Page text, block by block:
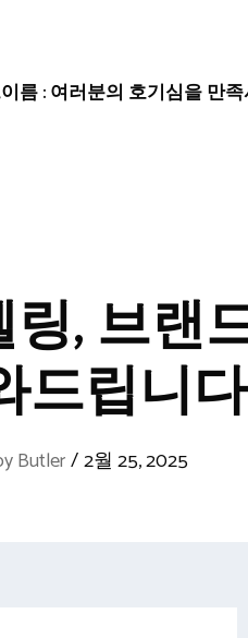
름 : 여러분의 호기심을 만
, 브랜
드립니다
Butler/2월 25, 2025